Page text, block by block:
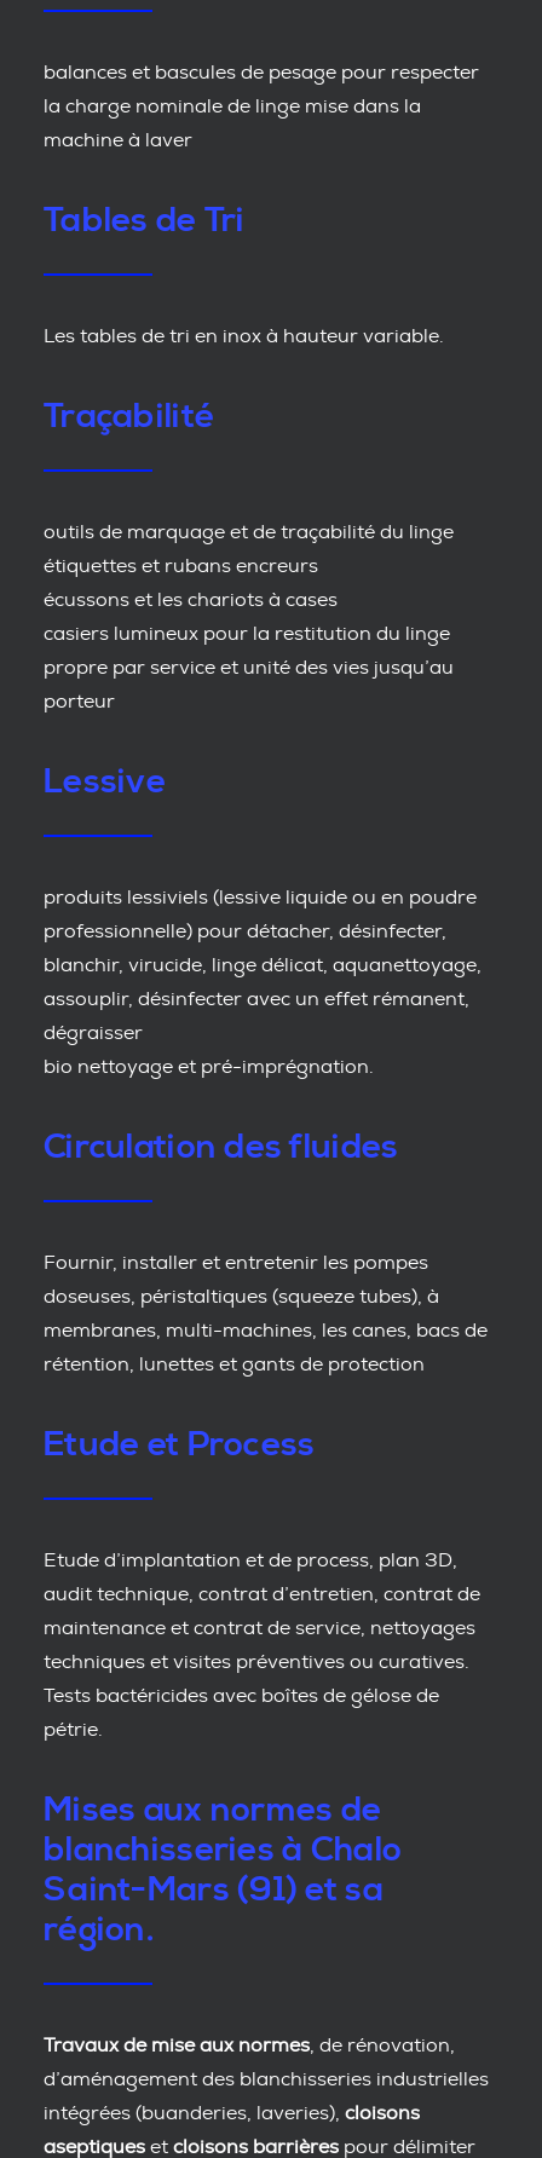
balances et bascules de pesage pour respecter
la charge nominale de linge mise dans la
machine à laver
Tables de Tri
Les tables de tri en inox à hauteur variable.
Traçabilité
outils de marquage et de traçabilité du linge
étiquettes et rubans encreurs
écussons et les chariots à cases
casiers lumineux pour la restitution du linge
propre par service et unité des vies jusqu’au
porteur
Lessive
produits lessiviels (lessive liquide ou en poudre
professionnelle) pour détacher, désinfecter,
blanchir, virucide, linge délicat, aquanettoyage,
assouplir, désinfecter avec un effet rémanent,
dégraisser
bio nettoyage et pré-imprégnation.
Circulation des fluides
Fournir, installer et entretenir les pompes
doseuses, péristaltiques (squeeze tubes), à
membranes, multi-machines, les canes, bacs de
rétention, lunettes et gants de protection
Etude et Process
Etude d’implantation et de process, plan 3D,
audit technique, contrat d’entretien, contrat de
maintenance et contrat de service, nettoyages
techniques et visites préventives ou curatives.
Tests bactéricides avec boîtes de gélose de
pétrie.
Mises aux normes de
blanchisseries à Chalo
Saint-Mars (91) et sa
région.
Travaux de mise aux normes , de rénovation,
d’aménagement des blanchisseries industrielles
intégrées (buanderies, laveries), cloisons
aseptiques et cloisons barrières pour délimiter